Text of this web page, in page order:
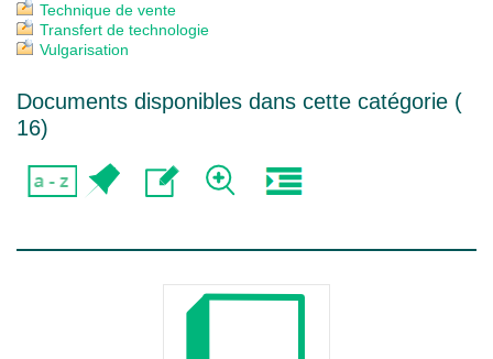
Technique de vente
Transfert de technologie
Vulgarisation
Documents disponibles dans cette catégorie (
16)